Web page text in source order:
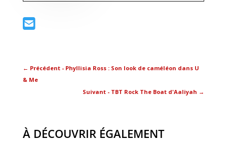
← Précédent - Phyllisia Ross : Son look de caméléon dans U
& Me
Suivant - TBT Rock The Boat d'Aaliyah →
À DÉCOUVRIR ÉGALEMENT